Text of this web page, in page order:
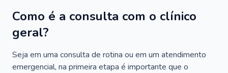
Como é a consulta com o clínico
geral?
Seja em uma consulta de rotina ou em um atendimento
emergencial, na primeira etapa é importante que o